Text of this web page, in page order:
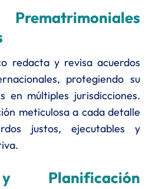
redacta y revisa acuerdos
protegiendo su
en múltiples jurisdicciones.
meticulosa a cada detalle
justos, ejecutables y
Planificación